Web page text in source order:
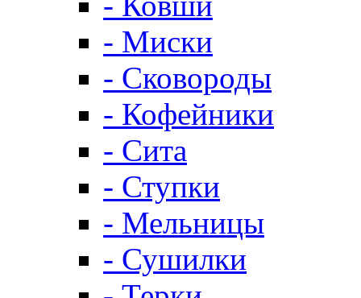
- Миски
- Сковороды
- Кофейники
- Сита
- Ступки
- Мельницы
- Сушилки